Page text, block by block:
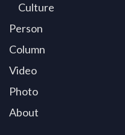
Culture
Person
Column
Video
Photo
About